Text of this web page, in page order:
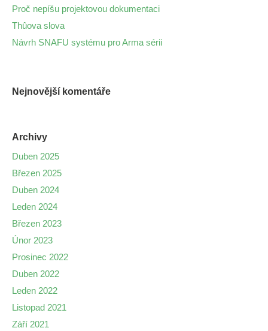
Proč nepíšu projektovou dokumentaci
Thûova slova
Návrh SNAFU systému pro Arma sérii
Nejnovější komentáře
Archivy
Duben 2025
Březen 2025
Duben 2024
Leden 2024
Březen 2023
Únor 2023
Prosinec 2022
Duben 2022
Leden 2022
Listopad 2021
Září 2021